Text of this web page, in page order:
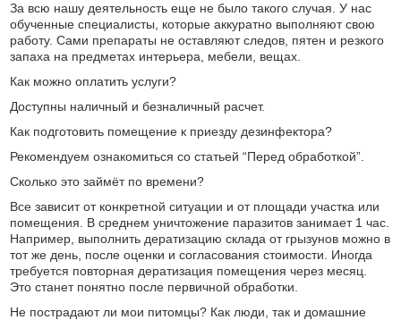
За всю нашу деятельность еще не было такого случая. У нас
обученные специалисты, которые аккуратно выполняют свою
работу. Сами препараты не оставляют следов, пятен и резкого
запаха на предметах интерьера, мебели, вещах.
Как можно оплатить услуги?
Доступны наличный и безналичный расчет.
Как подготовить помещение к приезду дезинфектора?
Рекомендуем ознакомиться со статьей “Перед обработкой”.
Сколько это займёт по времени?
Все зависит от конкретной ситуации и от площади участка или
помещения. В среднем уничтожение паразитов занимает 1 час.
Например, выполнить дератизацию склада от грызунов можно в
тот же день, после оценки и согласования стоимости. Иногда
требуется повторная дератизация помещения через месяц.
Это станет понятно после первичной обработки.
Не пострадают ли мои питомцы? Как люди, так и домашние